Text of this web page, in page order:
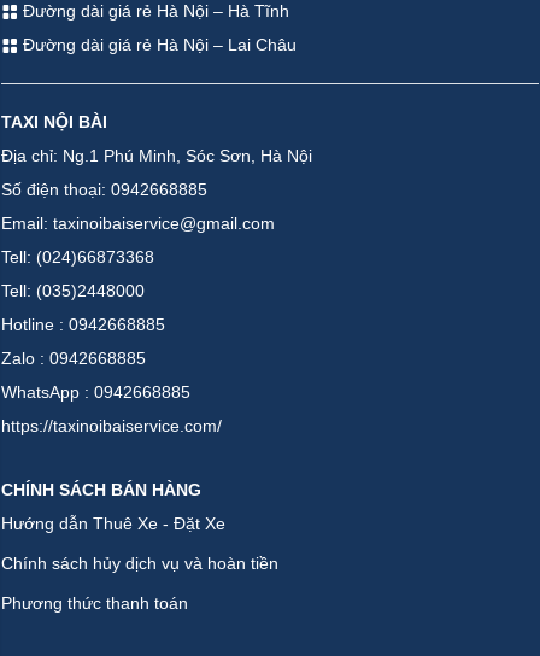
Đường dài giá rẻ Hà Nội – Hà Tĩnh
Đường dài giá rẻ Hà Nội – Lai Châu
TAXI NỘI BÀI
Địa chỉ: Ng.1 Phú Minh, Sóc Sơn, Hà Nội
Số điện thoại: 0942668885
Email: taxinoibaiservice@gmail.com
Tell: (024)66873368
Tell: (035)2448000
Hotline : 0942668885
Zalo : 0942668885
WhatsApp : 0942668885
https://taxinoibaiservice.com/
CHÍNH SÁCH BÁN HÀNG
Hướng dẫn Thuê Xe - Đặt Xe
Chính sách hủy dịch vụ và hoàn tiền
Phương thức thanh toán